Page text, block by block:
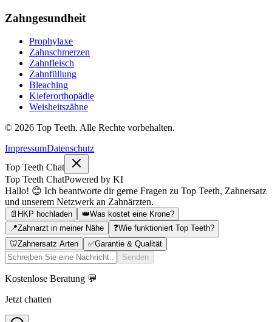
Zahngesundheit
Prophylaxe
Zahnschmerzen
Zahnfleisch
Zahnfüllung
Bleaching
Kieferorthopädie
Weisheitszähne
© 2026 Top Teeth. Alle Rechte vorbehalten.
ImpressumDatenschutz
Top Teeth Chat
Top Teeth ChatPowered by KI
Hallo! 😊 Ich beantworte dir gerne Fragen zu Top Teeth, Zahnersatz
und unserem Netzwerk an Zahnärzten.
📄 HKP hochladen 👑Was kostet eine Krone?
📍Zahnarzt in meiner Nähe ❓Wie funktioniert Top Teeth?
🦷Zahnersatz Arten ✅Garantie & Qualität
Senden
Kostenlose Beratung 💬
Jetzt chatten